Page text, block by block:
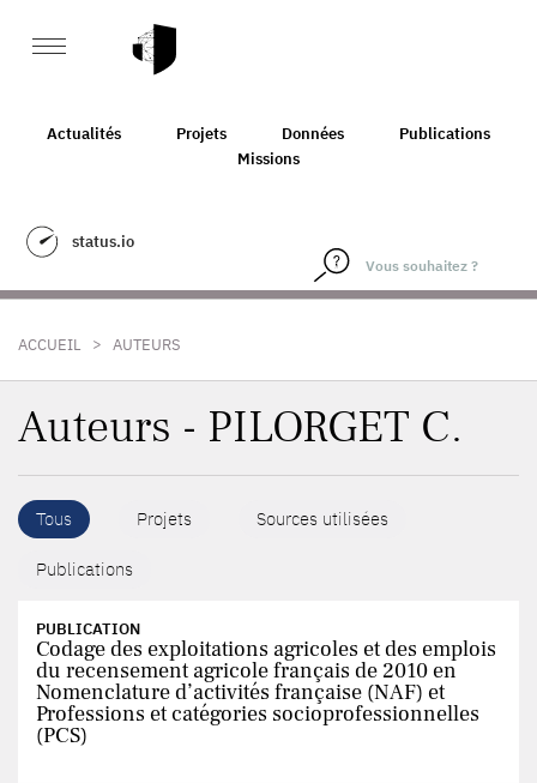
Actualités Projets Données
Publications
Missions
status.io
ACCUEIL > AUTEURS
Auteurs - PILORGET C.
Tous Projets Sources utilisées
Publications
PUBLICATION
Codage des exploitations agricoles et des emplois
du recensement agricole français de 2010 en
Nomenclature d’activités française (NAF) et
Professions et catégories socioprofessionnelles
(PCS)